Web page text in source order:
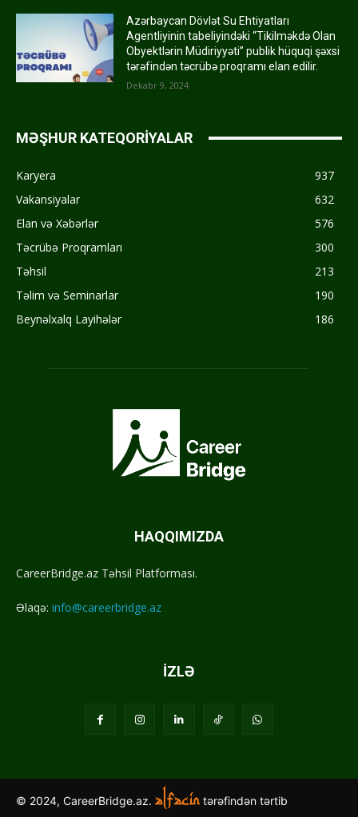
Azərbaycan Dövlət Su Ehtiyatları
Agentliyinin tabeliyindəki “Tikilməkdə Olan
Obyektlərin Müdiriyyəti” publik hüquqi şəxsi
tərəfindən təcrübə proqramı elan edilir.
Dekabr 9, 2024
MƏŞHUR KATEQORİYALAR
Karyera
937
Vakansiyalar
632
Elan və Xəbərlər
576
Təcrübə Proqramları
300
Təhsil
213
Təlim və Seminarlar
190
Beynəlxalq Layihələr
186
HAQQIMIZDA
CareerBridge.az Təhsil Platforması.
Əlaqə: info@careerbridge.az
İZLƏ
© 2024, CareerBridge.az.
tərəfindən tərtib